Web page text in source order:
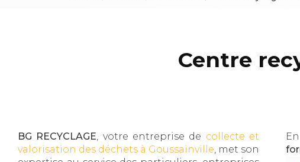
Centre
BG RECYCLAGE, votre entreprise de collecte et
valorisation des déchets à Goussainville, met son